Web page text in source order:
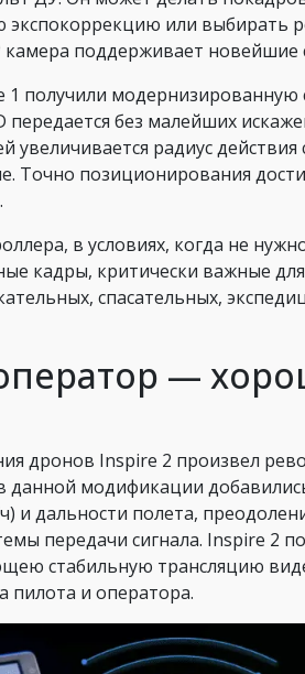
экспокоррекцию или выбирать
поддерживает новейшие
получили
передается без малейших
увеличивается радиус
Точно позиционирования
в условиях, когда не
кадры, критически важные
спасательных,
—
дронов Inspire 2 произвел
модификации
и дальности полета,
передачи сигнала. Inspire 2
стабильную трансляцию
пилота и оператора.